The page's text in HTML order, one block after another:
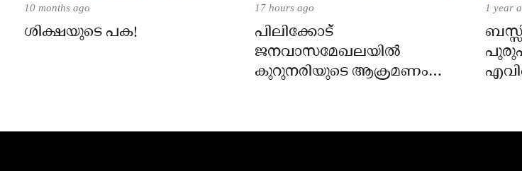
10 months ago
ശിക്ഷയുടെ പക!
17 hours ago
പിലിക്കോട്
ജനവാസമേഖലയിൽ
കുറുനരിയുടെ ആക്രമണം;
പഞ്ചായത്ത്
1 year